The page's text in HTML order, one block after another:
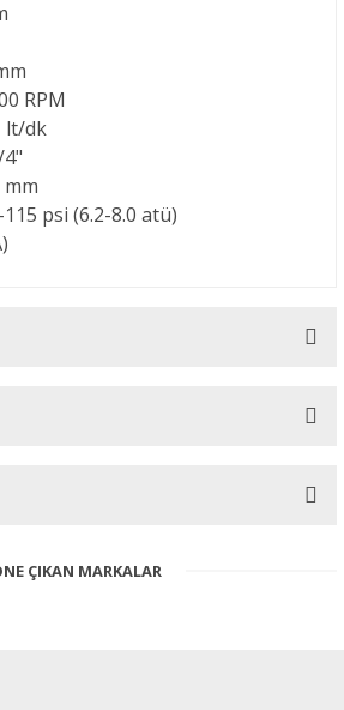
RPM
lt/dk
mm
115 psi (6.2-8.0 atü)
noktaları öneri formunu kullanarak
veya görüntülenemiyor.
ÇIKAN MARKALAR